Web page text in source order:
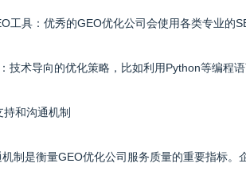
工具：优秀的GEO优化公司会使用各类专业的
技术导向的优化策略，比如利用Python等编程
和沟通机制
制是衡量GEO优化公司服务质量的重要指标。